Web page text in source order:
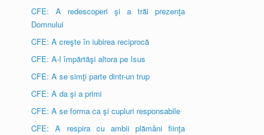
CFE: A redescoperi şi a trăi prezenţa
Domnului
CFE: A creşte în iubirea reciprocă
CFE: A-l împărtăşi altora pe Isus
CFE: A se simţi parte dintr-un trup
CFE: A da şi a primi
CFE: A se forma ca şi cupluri responsabile
CFE: A respira cu ambii plămâni fiinţa